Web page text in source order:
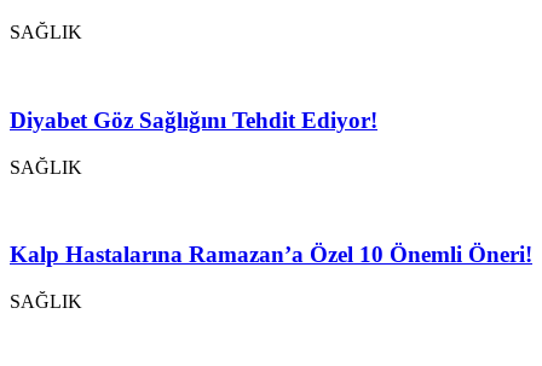
SAĞLIK
Diyabet Göz Sağlığını Tehdit Ediyor!
SAĞLIK
Kalp Hastalarına Ramazan’a Özel 10 Önemli Öneri!
SAĞLIK